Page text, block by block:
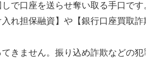
で口座を送らせ奪い取る手口で
れ担保融資】や【銀行口座買取詐
きません。振り込め詐欺などの